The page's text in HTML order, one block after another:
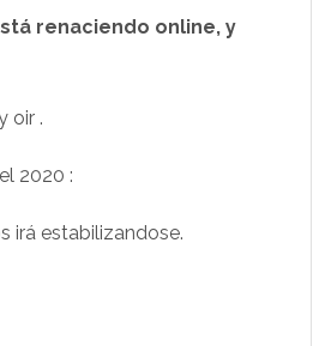
renaciendo online, y
oir .
2020 :
irá estabilizandose.